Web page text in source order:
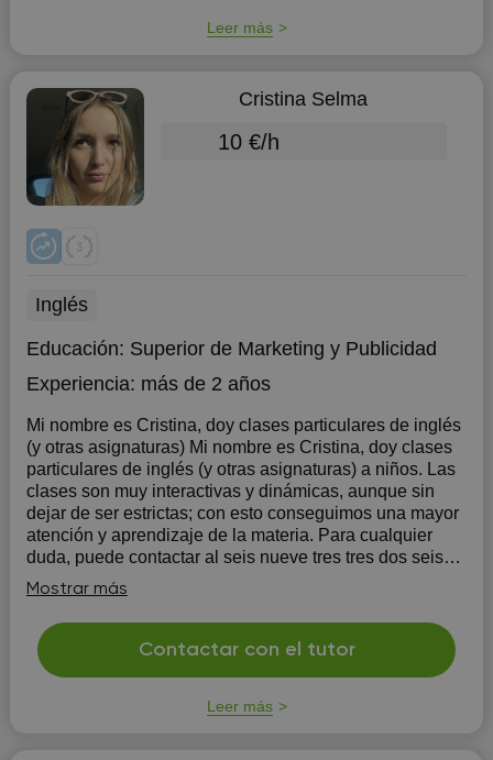
Leer más
Cristina Selma
10 €/h
Inglés
Educación: Superior de Marketing y Publicidad
Experiencia: más de 2 años
Mi nombre es Cristina, doy clases particulares de inglés
(y otras asignaturas) Mi nombre es Cristina, doy clases
particulares de inglés (y otras asignaturas) a niños. Las
clases son muy interactivas y dinámicas, aunque sin
dejar de ser estrictas; con esto conseguimos una mayor
atención y aprendizaje de la materia. Para cualquier
duda, puede contactar al seis nueve tres tres dos seis
cero seis cinco
Mostrar más
Contactar con el tutor
Leer más